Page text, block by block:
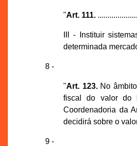
"Art. 111.
III - Instituir
determinada
8 -
"Art. 123.No âmbito
fiscal do valor do
Coordenadoria da
decidirá sobre o
9 -